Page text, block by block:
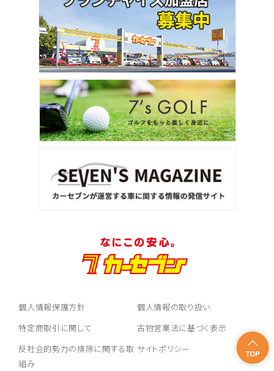
個人情報保護方針
個人情報の取り扱い
特定商取引に関して
古物営業法に基づく表示
反社会的勢力の排除に関する取
組み
サイトポリシー